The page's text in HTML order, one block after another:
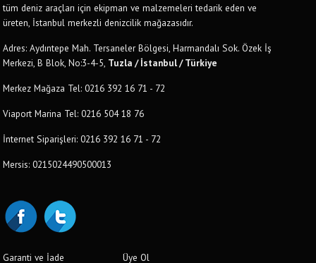
tüm deniz araçları için ekipman ve malzemeleri tedarik eden ve
üreten, İstanbul merkezli denizcilik mağazasıdır.
Adres: Aydıntepe Mah. Tersaneler Bölgesi, Harmandalı Sok. Özek İş
Merkezi, B Blok, No:3-4-5, Tuzla / İstanbul / Türkiye
Merkez Mağaza Tel: 0216 392 16 71 - 72
Viaport Marina Tel: 0216 504 18 76
İnternet Siparişleri: 0216 392 16 71 - 72
Mersis: 0215024490500013
Garanti ve İade
Üye Ol